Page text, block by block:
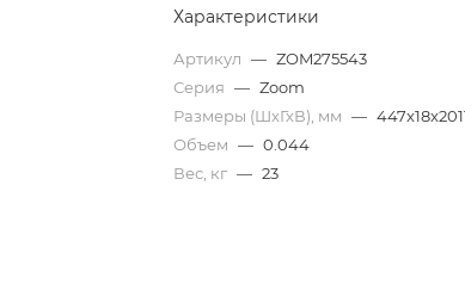
Характеристики
Артикул — ZOM275543
Серия — Zoom
Размеры (ШхГхВ), мм —
Объем — 0.044
Вес, кг — 23